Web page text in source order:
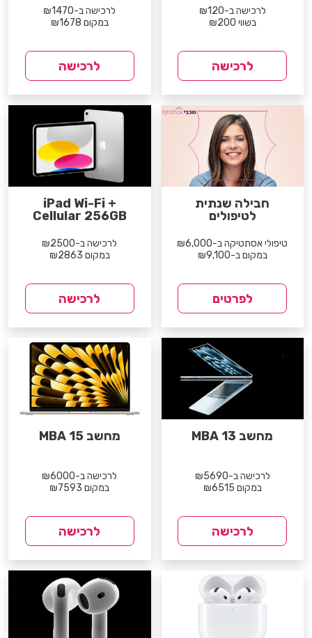
לרכישה ב-₪120
בשווי ₪200
לרכישה
לרכישה ב-₪1470
במקום ₪1678
לרכישה
חבילה שנתית
לטיפולים
טיפולי אסתטיקה ב-₪6,000
במקום ב-₪9,100
לפרטים
iPad Wi-Fi +
Cellular 256GB
לרכישה ב-₪2500
במקום ₪2863
לרכישה
מחשב MBA 13
לרכישה ב-₪5690
במקום ₪6515
לרכישה
מחשב MBA 15
לרכישה ב-₪6000
במקום ₪7593
לרכישה